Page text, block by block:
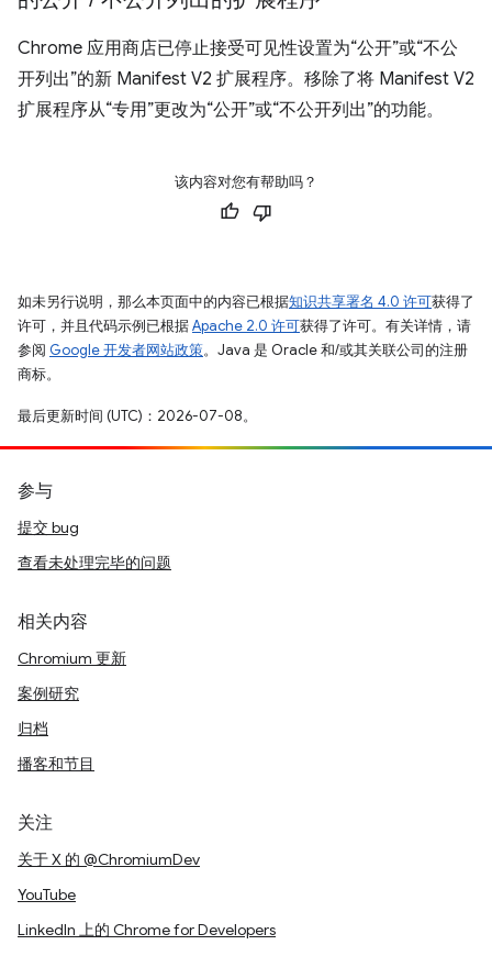
Chrome 应用商店已停止接受可见性设置为“公开”或“不公
开列出”的新 Manifest V2 扩展程序。移除了将 Manifest V2
扩展程序从“专用”更改为“公开”或“不公开列出”的功能。
该内容对您有帮助吗？
如未另行说明，那么本页面中的内容已根据知识共享署名 4.0 许可获得了
许可，并且代码示例已根据Apache 2.0 许可获得了许可。有关详情，请
参阅 Google 开发者网站政策。Java 是 Oracle 和/或其关联公司的注册
商标。
最后更新时间 (UTC)：2026-07-08。
参与
提交 bug
查看未处理完毕的问题
相关内容
Chromium 更新
案例研究
归档
播客和节目
关注
关于 X 的 @ChromiumDev
YouTube
LinkedIn 上的 Chrome for Developers